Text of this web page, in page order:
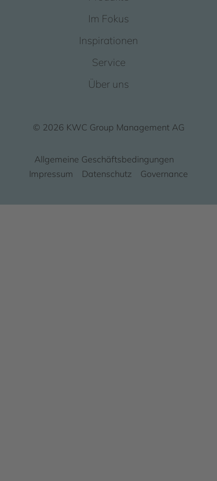
Im Fokus
Inspirationen
Service
Über uns
© 2026 KWC Group Management AG
Allgemeine Geschäftsbedingungen
Impressum
Datenschutz Governance